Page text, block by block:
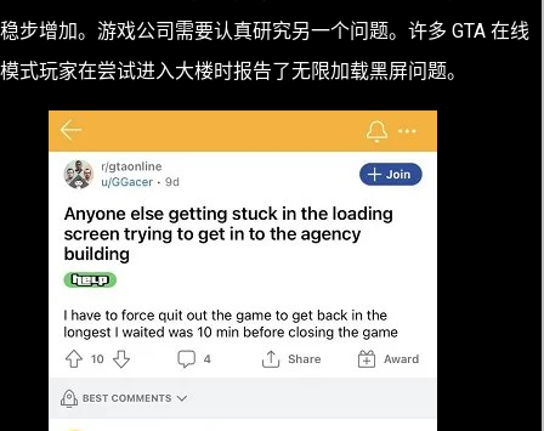
稳步增加。游戏公司需要认真研究另一个问题。许多 GTA 在线
模式玩家在尝试进入大楼时报告了无限加载黑屏问题。